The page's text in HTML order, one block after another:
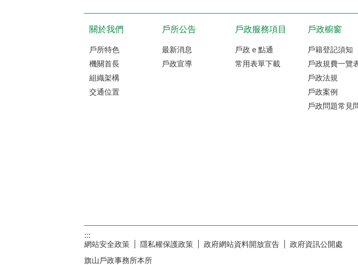
關於我們
戶所特色
機關首長
組織架構
交通位置
戶所公告
最新消息
戶政宣導
戶政服務項目
戶政 e 點通
常用表單下載
戶政櫥窗
戶籍登記須知
戶政規費一覽
戶政法規
戶政案例
戶政問題常見
:::
網站安全政策
隱私權保護政策 政府網站資料開放宣告
政府資訊公開處
旗山戶政事務所本所